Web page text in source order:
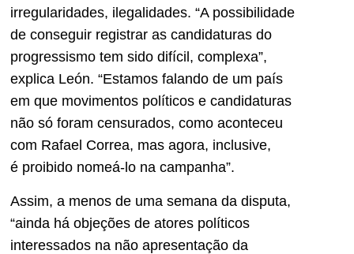
irregularidades, ilegalidades. “A possibilidade
de conseguir registrar as candidaturas do
progressismo tem sido difícil, complexa”,
explica León. “Estamos falando de um país
em que movimentos políticos e candidaturas
não só foram censurados, como aconteceu
com Rafael Correa, mas agora, inclusive,
é proibido nomeá-lo na campanha”.
Assim, a menos de uma semana da disputa,
“ainda há objeções de atores políticos
interessados na não apresentação da